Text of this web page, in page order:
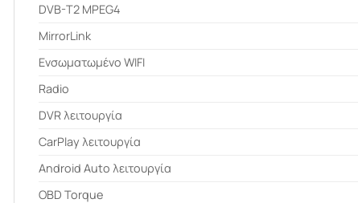
DVB-T2 MPEG4
MirrorLink
Ενσωματωμένο WIFI
Radio
DVR λειτουργία
CarPlay λειτουργία
Android Auto λειτουργία
OBD Torque